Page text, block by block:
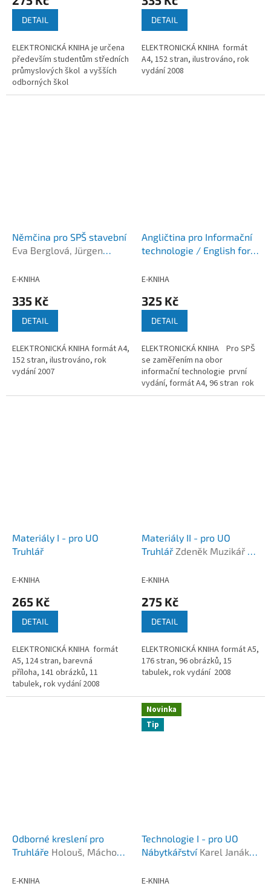
DETAIL
ELEKTRONICKÁ KNIHA je určena
především studentům středních
průmyslových škol a vyšších
odborných škol
technického zaměření formát
DETAIL
ELEKTRONICKÁ KNIHA formát
A4, 152 stran, ilustrováno, rok
vydání 2008
Němčina pro SPŠ stavební
Eva Berglová, Jürgen
E-KNIHA
335 Kč
DETAIL
ELEKTRONICKÁ KNIHA formát A4,
152 stran, ilustrováno, rok
vydání 2007
Angličtina pro Informační
technologie / English for
Daša Polivčaková
E-KNIHA
325 Kč
DETAIL
ELEKTRONICKÁ KNIHA Pro SPŠ
se zaměřením na obor
informační technologie první
vydání, formát A4, 96 stran rok
vydání 2018
Materiály I - pro UO
Truhlář
E-KNIHA
265 Kč
DETAIL
ELEKTRONICKÁ KNIHA formát
A5, 124 stran, barevná
příloha, 141 obrázků, 11
tabulek, rok vydání 2008
Materiály II - pro UO
Truhlář Zdeněk Muzikář a
E-KNIHA
275 Kč
DETAIL
ELEKTRONICKÁ KNIHA formát A5,
176 stran, 96 obrázků, 15
tabulek, rok vydání 2008
Odborné kreslení pro
Truhláře Holouš, Máchová,
E-KNIHA
Novinka
Tip
Technologie I - pro UO
Nábytkářství Karel Janák,
E-KNIHA